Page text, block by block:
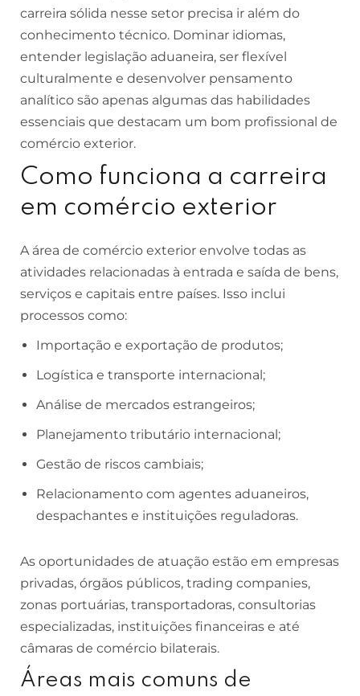
carreira sólida nesse setor precisa ir além do
conhecimento técnico. Dominar idiomas,
entender legislação aduaneira, ser flexível
culturalmente e desenvolver pensamento
analítico são apenas algumas das habilidades
essenciais que destacam um bom profissional de
comércio exterior.
Como funciona a carreira
em comércio exterior
A área de comércio exterior envolve todas as
atividades relacionadas à entrada e saída de bens,
serviços e capitais entre países. Isso inclui
processos como:
Importação e exportação de produtos;
Logística e transporte internacional;
Análise de mercados estrangeiros;
Planejamento tributário internacional;
Gestão de riscos cambiais;
Relacionamento com agentes aduaneiros,
despachantes e instituições reguladoras.
As oportunidades de atuação estão em empresas
privadas, órgãos públicos, trading companies,
zonas portuárias, transportadoras, consultorias
especializadas, instituições financeiras e até
câmaras de comércio bilaterais.
Áreas mais comuns de